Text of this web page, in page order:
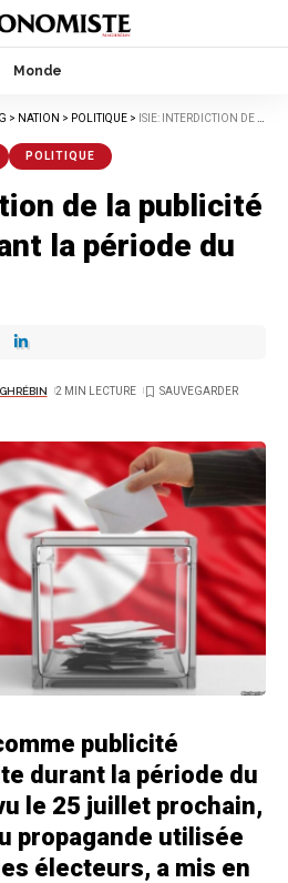
Monde
> NATION > POLITIQUE > ISIE: INTERDICTION DE LA PUBLICITÉ POLITIQUE DURANT LA PÉRIODE DU RÉFÉRENDUM
POLITIQUE
de la publicité
la période du
2 MIN LECTURE
publicité
durant la période du
le 25 juillet prochain,
propagande utilisée
électeurs, a mis en